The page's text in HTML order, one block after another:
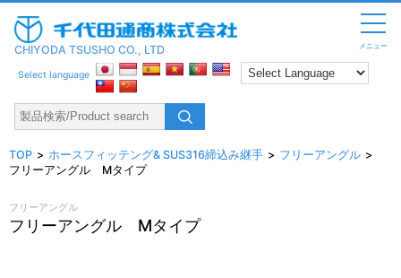
メニュー
CHIYODA TSUSHO CO., LTD
Select language
TOP ホースフィッテング& SUS316締込み継手
フリーアングル
フリーアングル Mタイプ
フリーアングル
フリーアングル Mタイプ